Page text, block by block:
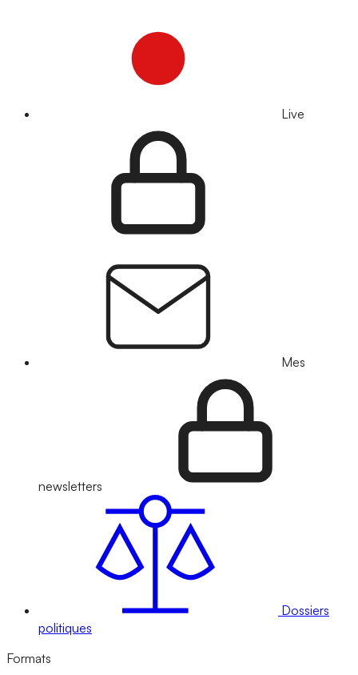
Live
Mes
newsletters
Dossiers
politiques
Formats